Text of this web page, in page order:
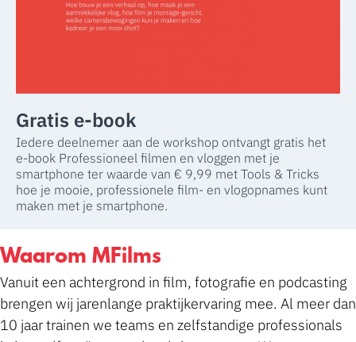
Gratis e-book
Iedere deelnemer aan de workshop ontvangt gratis het
e-book Professioneel filmen en vloggen met je
smartphone ter waarde van € 9,99 met Tools & Tricks
hoe je mooie, professionele film- en vlogopnames kunt
maken met je smartphone.
Waarom MFilms
Vanuit een achtergrond in film, fotografie en podcasting
brengen wij jarenlange praktijkervaring mee. Al meer dan
10 jaar trainen we teams en zelfstandige professionals